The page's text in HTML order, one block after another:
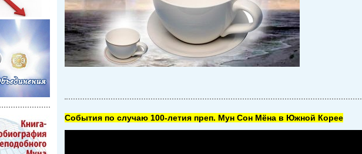
Cобытия по случаю 100-летия преп. Мун Сон Мёна в Южной Корее